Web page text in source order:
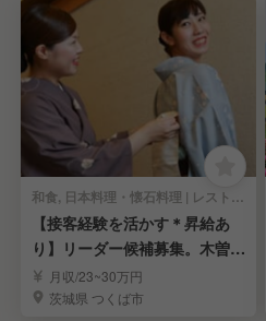
和食, 日本料理・懐石料理 | レストランサービス・ホールスタッフ
【接客経験を活かす＊昇給あ
り】リーダー候補募集。木曽路
でキャリア形成
月収/23~30万円
茨城県 つくば市